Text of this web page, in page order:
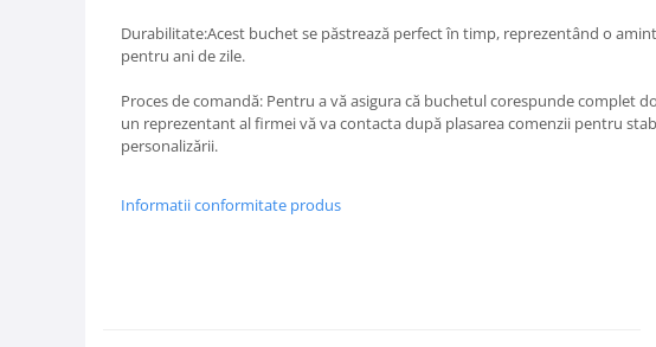
Durabilitate:Acest buchet se păstrează perfect în timp, reprezentând o
pentru ani de zile.
Proces de comandă: Pentru a vă asigura că buchetul corespunde complet
un reprezentant al firmei vă va contacta după plasarea comenzii pentru
personalizării.
Informatii conformitate produs